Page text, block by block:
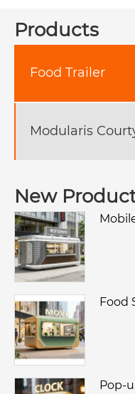
Products
Food Trailer
Modularis
New
Food
Pop-